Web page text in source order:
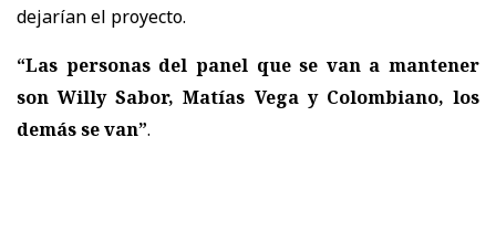
dejarían el proyecto.
“Las personas del panel que se van a mantener
son Willy Sabor, Matías Vega y Colombiano, los
demás se van”.